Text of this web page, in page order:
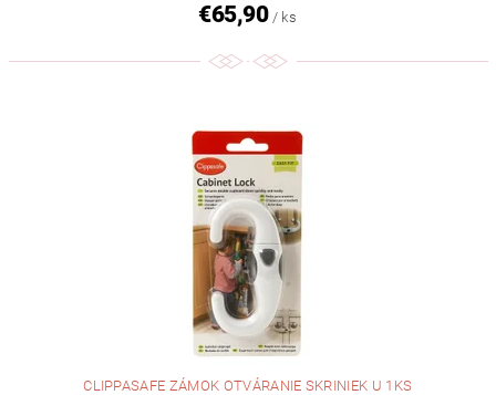
€65,90 / ks
CLIPPASAFE ZÁMOK OTVÁRANIE SKRINIEK U 1KS